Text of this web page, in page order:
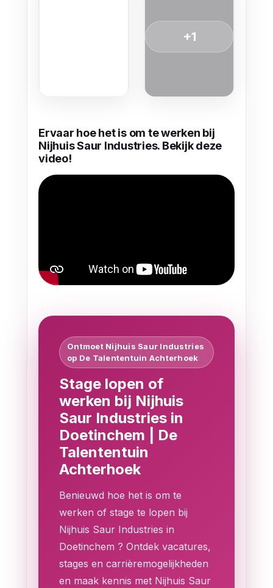
+1
Ervaar hoe het is om te werken bij
Nijhuis Saur Industries. Bekijk deze
video!
Ontmoet Nijhuis Saur Industries
op De Talententuin Achterhoek
Stage lopen of
werken bij Nijhuis
Saur Industries in
Doetinchem | De
Talententuin
Achterhoek
Benieuwd hoe het is om te
werken of stage te lopen bij
Nijhuis Saur Industries in
Doetinchem ? Ontdek vacatures,
stages en carrièremogelijkheden
en maak kennis met Nijhuis Saur